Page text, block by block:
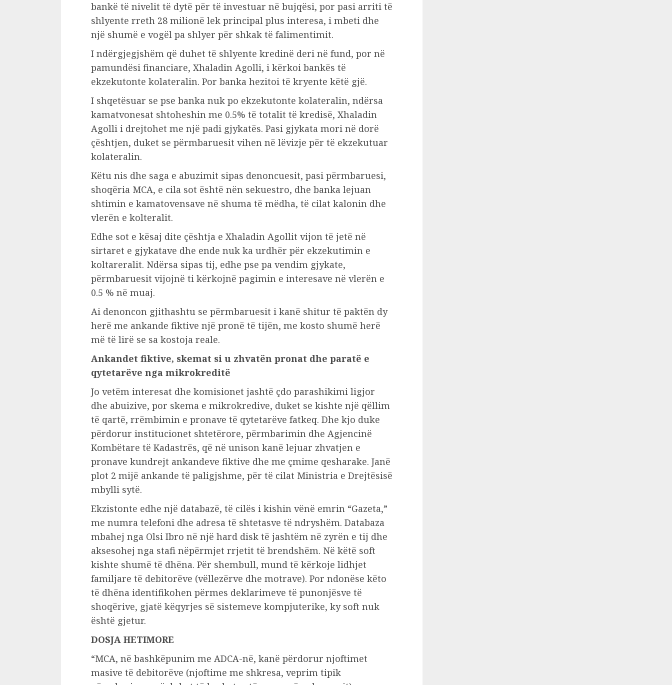
bankë të nivelit të dytë për të investuar në bujqësi, por pasi arriti të
shlyente rreth 28 milionë lek principal plus interesa, i mbeti dhe
një shumë e vogël pa shlyer për shkak të falimentimit.
I ndërgjegjshëm që duhet të shlyente kredinë deri në fund, por në
pamundësi financiare, Xhaladin Agolli, i kërkoi bankës të
ekzekutonte kolateralin. Por banka hezitoi të kryente këtë gjë.
I shqetësuar se pse banka nuk po ekzekutonte kolateralin, ndërsa
kamatvonesat shtoheshin me 0.5% të totalit të kredisë, Xhaladin
Agolli i drejtohet me një padi gjykatës. Pasi gjykata mori në dorë
çështjen, duket se përmbaruesit vihen në lëvizje për të ekzekutuar
kolateralin.
Këtu nis dhe saga e abuzimit sipas denoncuesit, pasi përmbaruesi,
shoqëria MCA, e cila sot është nën sekuestro, dhe banka lejuan
shtimin e kamatovensave në shuma të mëdha, të cilat kalonin dhe
vlerën e kolteralit.
Edhe sot e kësaj dite çështja e Xhaladin Agollit vijon të jetë në
sirtaret e gjykatave dhe ende nuk ka urdhër për ekzekutimin e
koltareralit. Ndërsa sipas tij, edhe pse pa vendim gjykate,
përmbaruesit vijojnë ti kërkojnë pagimin e interesave në vlerën e
0.5 % në muaj.
Ai denoncon gjithashtu se përmbaruesit i kanë shitur të paktën dy
herë me ankande fiktive një pronë të tijën, me kosto shumë herë
më të lirë se sa kostoja reale.
Ankandet fiktive, skemat si u zhvatën pronat dhe paratë e
qytetarëve nga mikrokreditë
Jo vetëm interesat dhe komisionet jashtë çdo parashikimi ligjor
dhe abuizive, por skema e mikrokredive, duket se kishte një qëllim
të qartë, rrëmbimin e pronave të qytetarëve fatkeq. Dhe kjo duke
përdorur institucionet shtetërore, përmbarimin dhe Agjencinë
Kombëtare të Kadastrës, që në unison kanë lejuar zhvatjen e
pronave kundrejt ankandeve fiktive dhe me çmime qesharake. Janë
plot 2 mijë ankande të paligjshme, për të cilat Ministria e Drejtësisë
mbylli sytë.
Ekzistonte edhe një databazë, të cilës i kishin vënë emrin “Gazeta,”
me numra telefoni dhe adresa të shtetasve të ndryshëm. Databaza
mbahej nga Olsi Ibro në një hard disk të jashtëm në zyrën e tij dhe
aksesohej nga stafi nëpërmjet rrjetit të brendshëm. Në këtë soft
kishte shumë të dhëna. Për shembull, mund të kërkoje lidhjet
familjare të debitorëve (vëllezërve dhe motrave). Por ndonëse këto
të dhëna identifikohen përmes deklarimeve të punonjësve të
shoqërive, gjatë këqyrjes së sistemeve kompjuterike, ky soft nuk
është gjetur.
DOSJA HETIMORE
“MCA, në bashkëpunim me ADCA-në, kanë përdorur njoftimet
masive të debitorëve (njoftime me shkresa, veprim tipik